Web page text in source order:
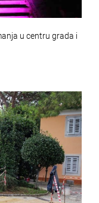
u centru grada i